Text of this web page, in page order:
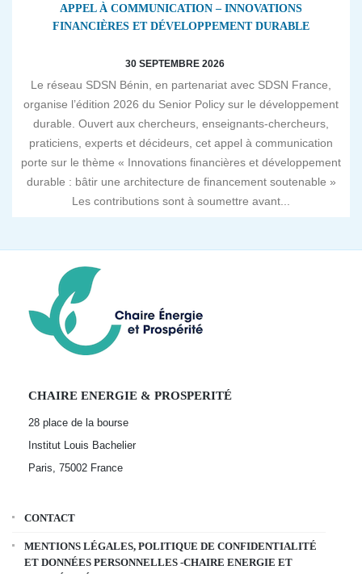
APPEL À COMMUNICATION – INNOVATIONS
FINANCIÈRES ET DÉVELOPPEMENT DURABLE
30 SEPTEMBRE 2026
Le réseau SDSN Bénin, en partenariat avec SDSN France,
organise l’édition 2026 du Senior Policy sur le développement
durable. Ouvert aux chercheurs, enseignants-chercheurs,
praticiens, experts et décideurs, cet appel à communication
porte sur le thème « Innovations financières et développement
durable : bâtir une architecture de financement soutenable »
Les contributions sont à soumettre avant...
CHAIRE ENERGIE & PROSPERITÉ
28 place de la bourse
Institut Louis Bachelier
Paris, 75002 France
CONTACT
MENTIONS LÉGALES, POLITIQUE DE CONFIDENTIALITÉ
ET DONNÉES PERSONNELLES -CHAIRE ENERGIE ET